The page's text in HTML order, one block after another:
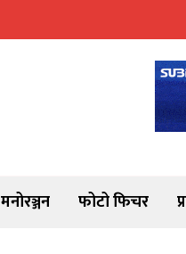
मनोरञ्जन फोटो फिचर